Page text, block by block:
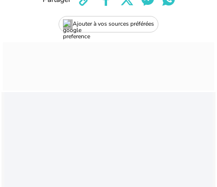
Ajouter à vos sources préférées